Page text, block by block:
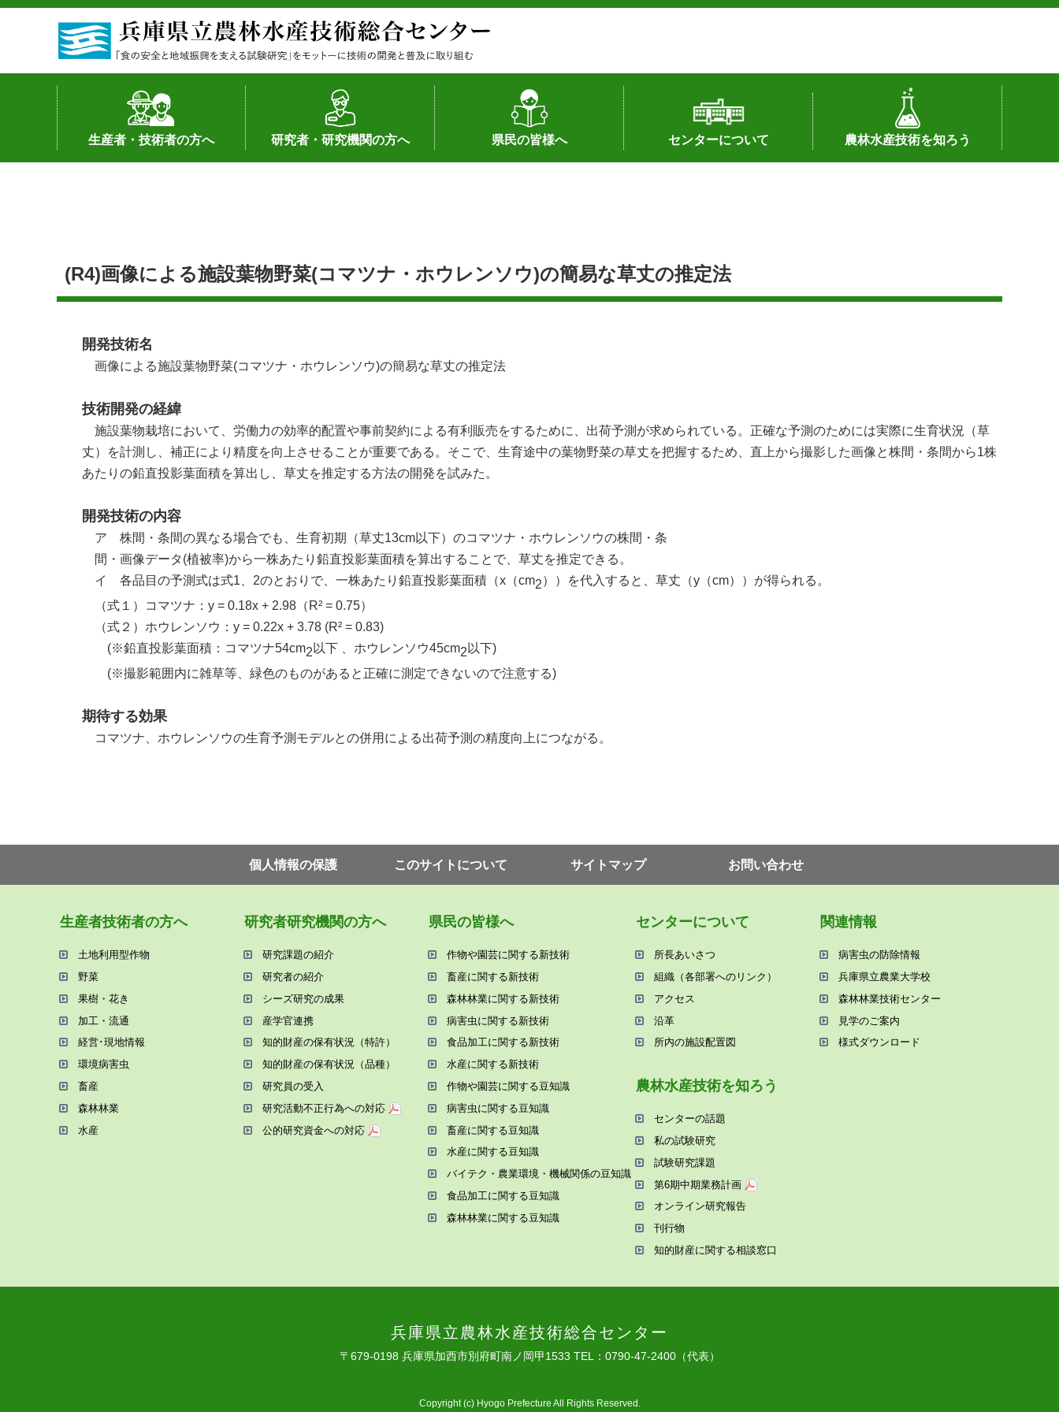
生産者・技術者の方へ
土地利用型作物
野菜
果樹・花き
加工・流通
経営･現地情報
環境病害虫
畜産
森林林業
水産
基幹種雄牛の紹介
研究者・研究機関の方へ
研究者の紹介
シーズ研究の成果
産学官連携
知的財産の保有状況（特許）
知的財産の保有状況（品種）
研究員の受入
研究活動不正行為への対応
公的研究資金への対応
県民の皆様へ
作物や園芸に関する新技術
畜産に関する新技術
森林林業に関する新技術
病害虫に関する新技術
食品加工に関する新技術
水産に関する新技術
作物や園芸に関する豆知識
病害虫に関する豆知識
畜産に関する豆知識
水産に関する豆知識
バイテク・農業環境・機械関係
食品加工に関する豆知識
森林林業に関する豆知識
センターについて
所長あいさつ
組織（各部署へのリンク）
アクセス
沿革
所内の施設配置図
農林水産技術を知ろう
センターの話題
私の試験研究
試験研究課題
第6期中期業務計画
オンライン研究報告
刊行物
知的財産に関する相談窓口
(R4)画像による施設葉物野菜(コマツナ・ホウレンソウ)の簡易な草丈の推定法
開発技術名
画像による施設葉物野菜(コマツナ・ホウレンソウ)の簡易な草丈の推定法
技術開発の経緯
施設葉物栽培において、労働力の効率的配置や事前契約による有利販売をするために、出荷予測が求められている。正確な予測のためには実際に生育状況（草
丈）を計測し、補正により精度を向上させることが重要である。そこで、生育途中の葉物野菜の草丈を把握するため、直上から撮影した画像と株間・条間から1株
あたりの鉛直投影葉面積を算出し、草丈を推定する方法の開発を試みた。
開発技術の内容
ア 株間・条間の異なる場合でも、生育初期（草丈13cm以下）のコマツナ・ホウレンソウの株間・条
間・画像データ(植被率)から一株あたり鉛直投影葉面積を算出することで、草丈を推定できる。
イ 各品目の予測式は式1 2のとおりで、一株あたり鉛直投影葉面積（x （cm2））を代入すると、草丈（y （cm））が得られる。
（式１）コマツナ： y = 0.18x + 2.98 （ R² = 0.75）
（式２）ホウレンソウ： y = 0.22x + 3.78 (R² = 0.83)
(※鉛直投影葉面積：コマツナ54cm2 以下 、ホウレンソウ45cm2 以下)
(※撮影範囲内に雑草等、緑色のものがあると正確に測定できないので注意する)
期待する効果
コマツナ、ホウレンソウの生育予測モデルとの併用による出荷予測の精度向上につながる。
個⼈情報の保護 このサイトについて サイトマップ お問い合わせ
⽣産者技術者の⽅へ
⼟地利⽤型作物
野菜
果樹・花き
加⼯・流通
経営･現地情報
環境病害⾍
畜産
森林林業
⽔産
研究者研究機関の⽅へ
研究課題の紹介
研究者の紹介
シーズ研究の成果
産学官連携
知的財産の保有状況（特許）
知的財産の保有状況（品種）
研究員の受⼊
研究活動不正⾏為への対応
公的研究資金への対応
県⺠の皆様へ
作物や園芸に関する新技術
畜産に関する新技術
森林林業に関する新技術
病害⾍に関する新技術
⾷品加⼯に関する新技術
⽔産に関する新技術
作物や園芸に関する⾖知識
病害⾍に関する⾖知識
畜産に関する⾖知識
⽔産に関する⾖知識
バイテク・農業環境・機械関係の⾖知識
⾷品加⼯に関する⾖知識
森林林業に関する⾖知識
センターについて
所⻑あいさつ
組織（各部署へのリンク）
アクセス
沿⾰
所内の施設配置図
農林⽔産技術を知ろう
センターの話題
私の試験研究
試験研究課題
第6期中期業務計画
オンライン研究報告
刊⾏物
知的財産に関する相談窓⼝
関連情報
病害⾍の防除情報
兵庫県⽴農業⼤学校
森林林業技術センター
⾒学のご案内
様式ダウンロード
兵庫県⽴農林⽔産技術総合センター
〒679-0198 兵庫県加⻄市別府町南ノ岡甲1533 TEL：0790-47-2400（代表）
Copyright (c) Hyogo Prefecture All Rights Reserved.